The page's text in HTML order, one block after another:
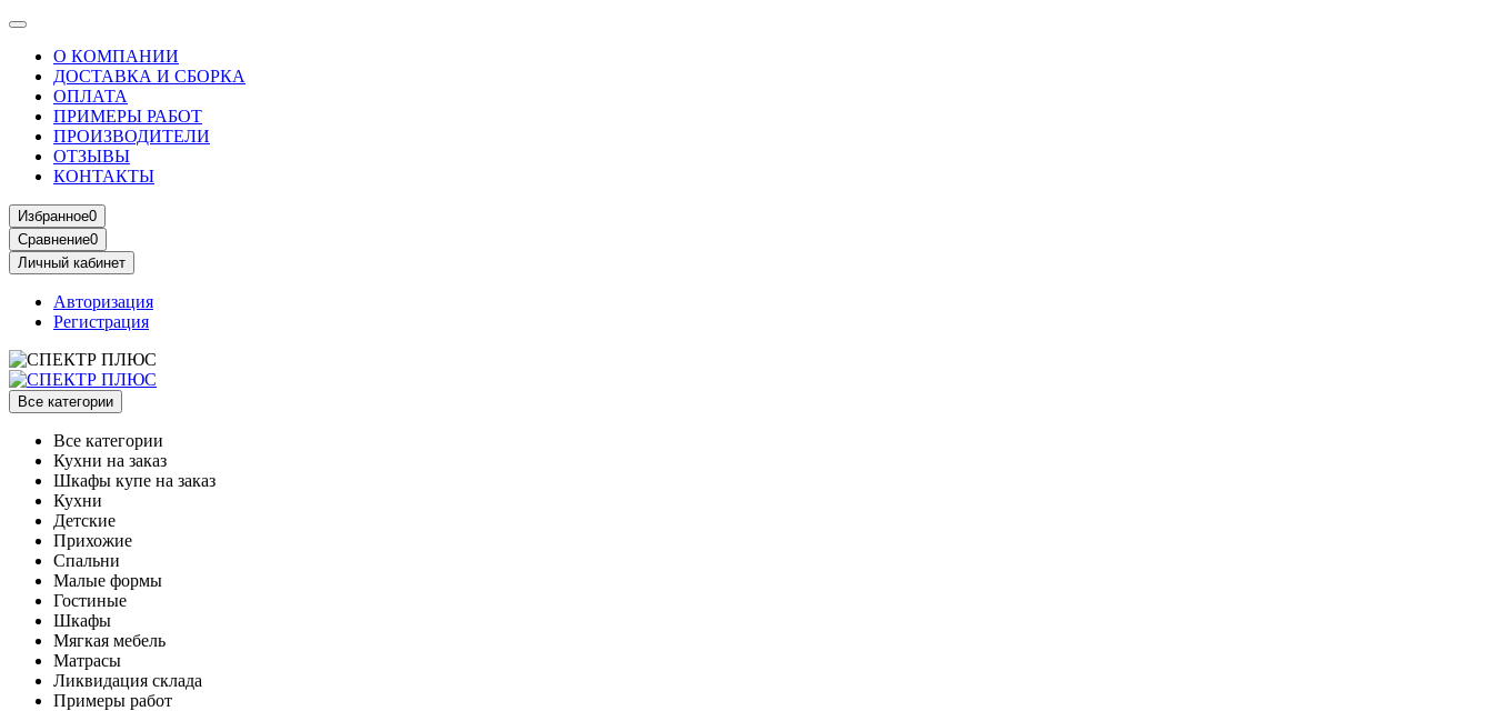
О КОМПАНИИ
ДОСТАВКА И СБОРКА
ОПЛАТА
ПРИМЕРЫ РАБОТ
ПРОИЗВОДИТЕЛИ
ОТЗЫВЫ
КОНТАКТЫ
Избранное0
Сравнение0
Личный кабинет
Авторизация
Регистрация
Все категории
Все категории
Кухни на заказ
Шкафы купе на заказ
Кухни
Детские
Прихожие
Спальни
Малые формы
Гостиные
Шкафы
Мягкая мебель
Матрасы
Ликвидация склада
Примеры работ